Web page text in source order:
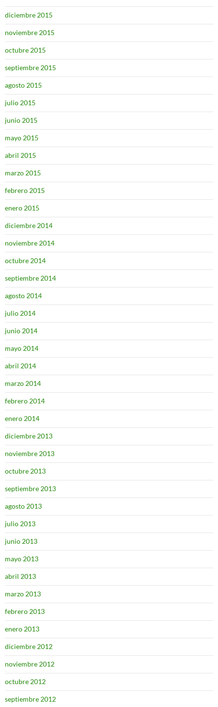
diciembre 2015
noviembre 2015
octubre 2015
septiembre 2015
agosto 2015
julio 2015
junio 2015
mayo 2015
abril 2015
marzo 2015
febrero 2015
enero 2015
diciembre 2014
noviembre 2014
octubre 2014
septiembre 2014
agosto 2014
julio 2014
junio 2014
mayo 2014
abril 2014
marzo 2014
febrero 2014
enero 2014
diciembre 2013
noviembre 2013
octubre 2013
septiembre 2013
agosto 2013
julio 2013
junio 2013
mayo 2013
abril 2013
marzo 2013
febrero 2013
enero 2013
diciembre 2012
noviembre 2012
octubre 2012
septiembre 2012